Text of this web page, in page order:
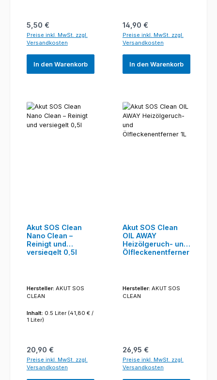
Regulärer Preis:
5,50 €
Preise inkl. MwSt. zzgl.
Versandkosten
In den Warenkorb
Regulärer Preis:
14,90 €
Preise inkl. MwSt. zzgl.
Versandkosten
In den Warenkorb
Akut SOS Clean
Nano Clean –
Reinigt und
versiegelt 0,5l
Hersteller: AKUT SOS
CLEAN
Inhalt: 0.5 Liter (41,80 € /
1 Liter)
Regulärer Preis:
20,90 €
Preise inkl. MwSt. zzgl.
Versandkosten
Akut SOS Clean
OIL AWAY
Heizölgeruch- und
Ölfleckenentferner
Hersteller: AKUT SOS
CLEAN
Regulärer Preis:
26,95 €
Preise inkl. MwSt. zzgl.
Versandkosten